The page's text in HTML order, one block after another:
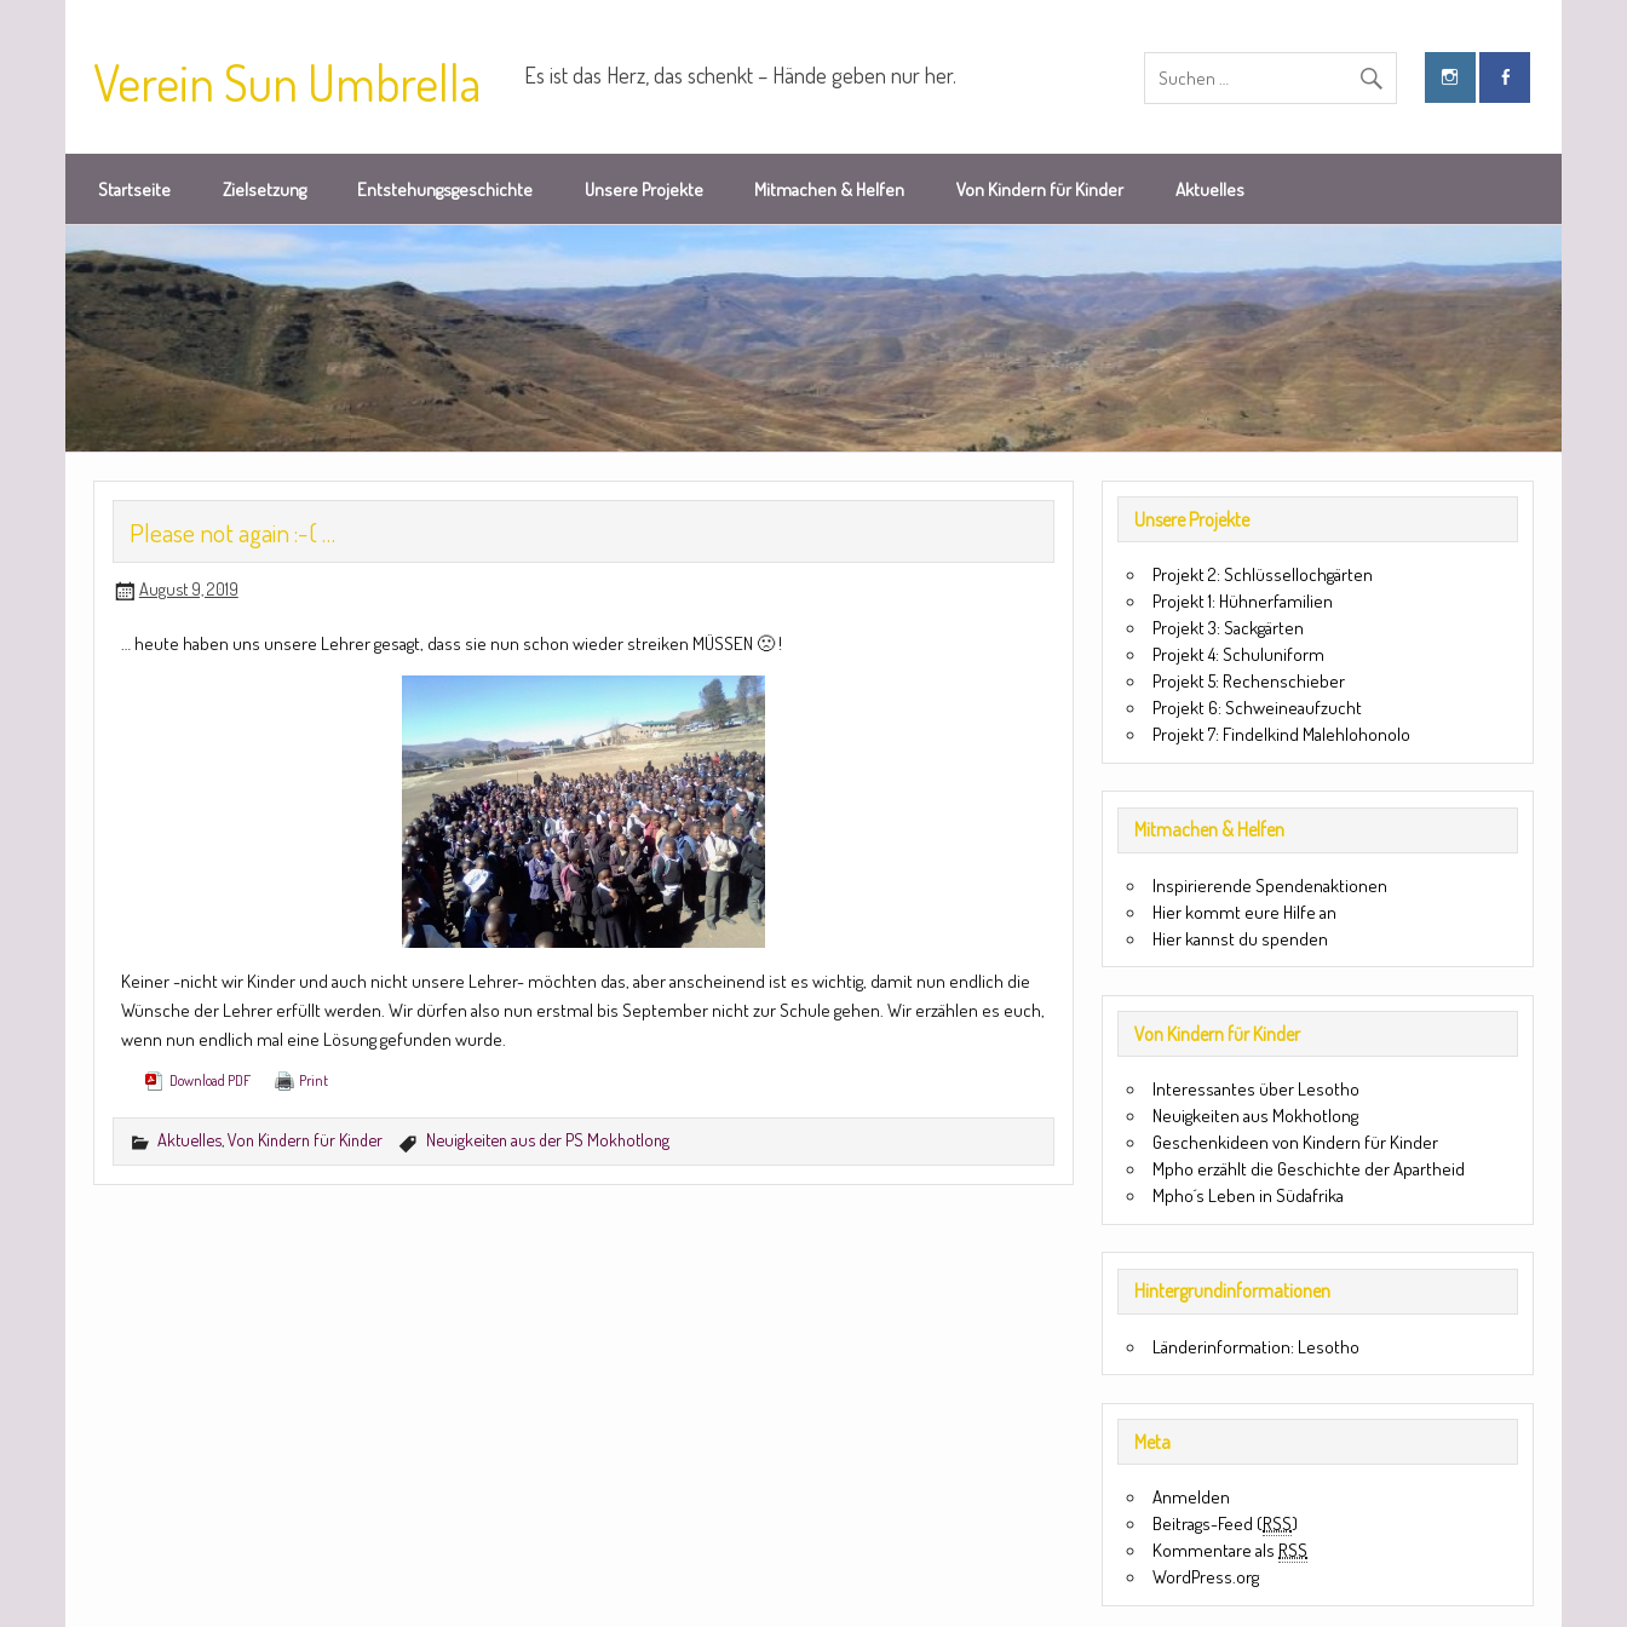
Verein Sun Umbrella Es ist das Herz, das schenkt – Hände geben nur her.
Startseite Zielsetzung Entstehungsgeschichte Unsere Projekte Mitmachen & Helfen Von Kindern für Kinder Aktuelles
Please not again :-( …
August 9, 2019
… heute haben uns unsere Lehrer gesagt, dass sie nun schon wieder streiken MÜSSEN 🙁 !
Keiner -nicht wir Kinder und auch nicht unsere Lehrer- möchten das, aber anscheinend ist es wichtig, damit nun endlich die
Wünsche der Lehrer erfüllt werden. Wir dürfen also nun erstmal bis September nicht zur Schule gehen. Wir erzählen es euch,
wenn nun endlich mal eine Lösung gefunden wurde.
Download PDF Print
Aktuelles ,Von Kindern für Kinder Neuigkeiten aus der PS Mokhotlong
Unsere Projekte
Projekt 2: Schlüssellochgärten
Projekt 1: Hühnerfamilien
Projekt 3: Sackgärten
Projekt 4: Schuluniform
Projekt 5: Rechenschieber
Projekt 6: Schweineaufzucht
Projekt 7: Findelkind Malehlohonolo
Mitmachen & Helfen
Inspirierende Spendenaktionen
Hier kommt eure Hilfe an
Hier kannst du spenden
Von Kindern für Kinder
Interessantes über Lesotho
Neuigkeiten aus Mokhotlong
Geschenkideen von Kindern für Kinder
Mpho erzählt die Geschichte der Apartheid
Mpho´s Leben in Südafrika
Hintergrundinformationen
Länderinformation: Lesotho
Meta
Anmelden
Beitrags-Feed (RSS)
Kommentare als RSS
WordPress.org